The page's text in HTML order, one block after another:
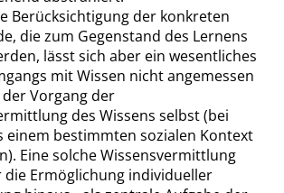
Berücksichtigung der konkreten
die zum Gegenstand des Lernens
lässt sich aber ein wesentliches
mit Wissen nicht angemessen
Vorgang der
des Wissens selbst (bei
einem bestimmten sozialen Kontext
Eine solche Wissensvermittlung
Ermöglichung individueller